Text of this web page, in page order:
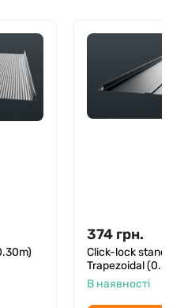
374 грн.
Click-lock
Trapezoidal
В наявності